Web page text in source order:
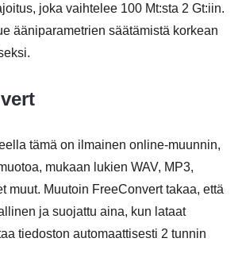
joka vaihtelee 100 Mt:sta 2 Gt:iin.
ääniparametrien säätämistä korkean
tämä on ilmainen online-muunnin,
mukaan lukien WAV, MP3,
muut. Muutoin FreeConvert takaa, että
ja suojattu aina, kun lataat
tiedoston automaattisesti 2 tunnin